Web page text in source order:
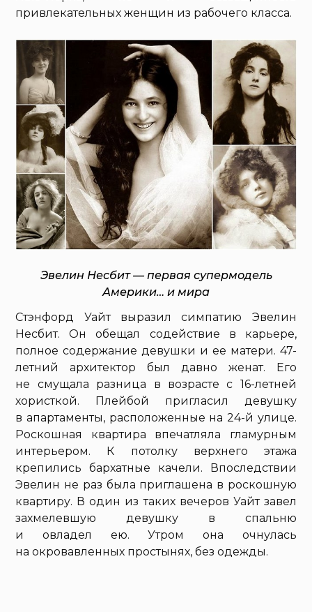
привлекательных женщин из рабочего класса.
Эвелин Несбит — первая супермодель
Америки… и мира
Стэнфорд Уайт выразил симпатию Эвелин
Несбит. Он обещал содействие в карьере,
полное содержание девушки и ее матери. 47-
летний архитектор был давно женат. Его
не смущала разница в возрасте с 16-летней
хористкой. Плейбой пригласил девушку
в апартаменты, расположенные на 24-й улице.
Роскошная квартира впечатляла гламурным
интерьером. К потолку верхнего этажа
крепились бархатные качели. Впоследствии
Эвелин не раз была приглашена в роскошную
квартиру. В один из таких вечеров Уайт завел
захмелевшую девушку в спальню
и овладел ею. Утром она очнулась
на окровавленных простынях, без одежды.